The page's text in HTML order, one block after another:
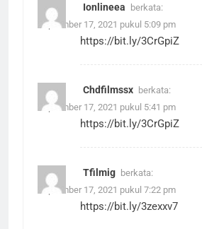
Ionlineea
berkata:
September 17, 2021 pukul 5:09 pm
https://bit.ly/3CrGpiZ
Chdfilmssx berkata:
September 17, 2021 pukul 5:41 pm
https://bit.ly/3CrGpiZ
Tfilmig berkata:
September 17, 2021 pukul 7:22 pm
https://bit.ly/3zexxv7